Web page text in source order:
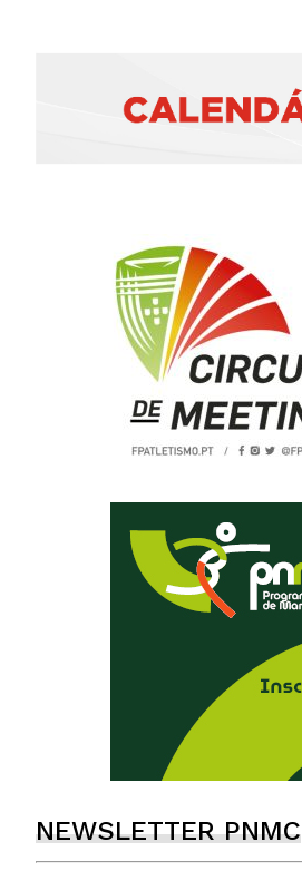
NEWSLETTER PNMC